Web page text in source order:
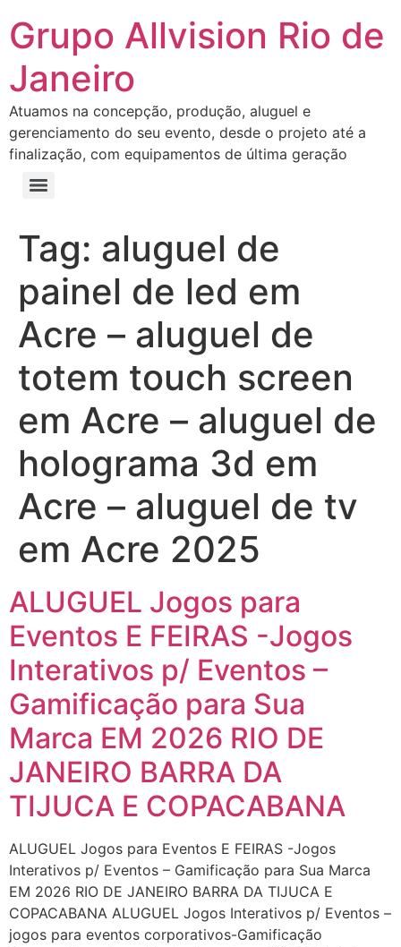
Grupo Allvision Rio de
Janeiro
Atuamos na concepção, produção, aluguel e
gerenciamento do seu evento, desde o projeto até a
finalização, com equipamentos de última geração
Tag: aluguel de
painel de led em
Acre – aluguel de
totem touch screen
em Acre – aluguel de
holograma 3d em
Acre – aluguel de tv
em Acre 2025
ALUGUEL Jogos para
Eventos E FEIRAS -Jogos
Interativos p/ Eventos –
Gamificação para Sua
Marca EM 2026 RIO DE
JANEIRO BARRA DA
TIJUCA E COPACABANA
ALUGUEL Jogos para Eventos E FEIRAS -Jogos
Interativos p/ Eventos – Gamificação para Sua Marca
EM 2026 RIO DE JANEIRO BARRA DA TIJUCA E
COPACABANA ALUGUEL Jogos Interativos p/ Eventos –
jogos para eventos corporativos-Gamificação